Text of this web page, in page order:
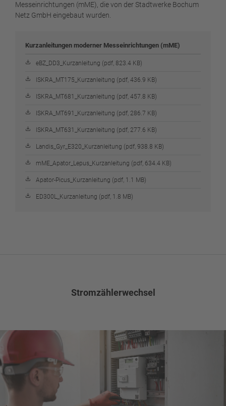
Messeinrichtungen (mME), die von der Stadtwerke Bochum
Netz GmbH eingebaut wurden.
Kurzanleitungen moderner Messeinrichtungen (mME)
eBZ_DD3_Kurzanleitung (pdf, 823.4 KB)
ISKRA_MT175_Kurzanleitung (pdf, 436.9 KB)
ISKRA_MT681_Kurzanleitung (pdf, 457.8 KB)
ISKRA_MT691_Kurzanleitung (pdf, 286.7 KB)
ISKRA_MT631_Kurzanleitung (pdf, 277.6 KB)
Landis_Gyr_E320_Kurzanleitung (pdf, 938.8 KB)
mME_Apator_Lepus_Kurzanleitung (pdf, 634.4 KB)
Apator-Picus_Kurzanleitung (pdf, 1.1 MB)
ED300L_Kurzanleitung (pdf, 1.8 MB)
Stromzählerwechsel